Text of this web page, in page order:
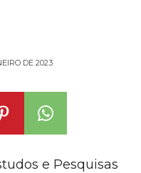
DE 2023
e Pesquisas